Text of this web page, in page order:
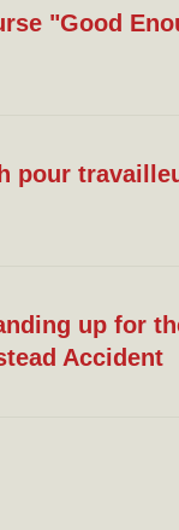
"Good
pour
up for
Accident